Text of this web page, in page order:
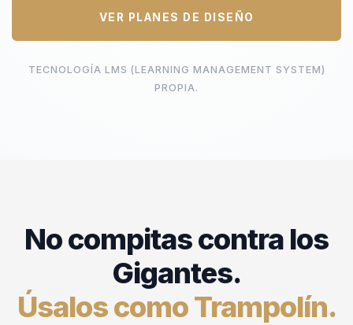
VER PLANES DE DISEÑO
TECNOLOGÍA LMS (LEARNING MANAGEMENT SYSTEM)
PROPIA.
No compitas contra los
Gigantes.
Úsalos como Trampolín.